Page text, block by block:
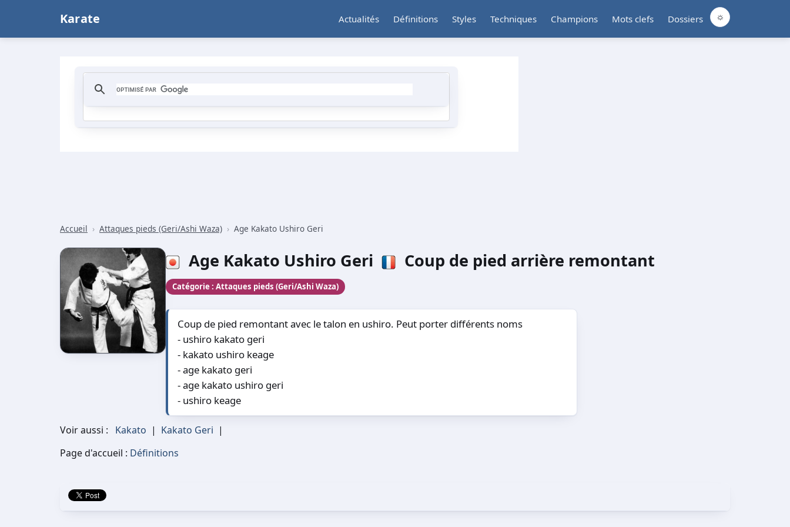
Karate Actualités Définitions Styles Techniques Champions Mots clefs Dossiers ☼
Accueil › Attaques pieds (Geri/Ashi Waza) › Age Kakato Ushiro Geri
Age Kakato Ushiro Geri Coup de pied arrière remontant
Catégorie : Attaques pieds (Geri/Ashi Waza)
Coup de pied remontant avec le talon en ushiro. Peut porter différents noms
- ushiro kakato geri
- kakato ushiro keage
- age kakato geri
- age kakato ushiro geri
- ushiro keage
Voir aussi : Kakato | Kakato Geri |
Page d'accueil : Définitions